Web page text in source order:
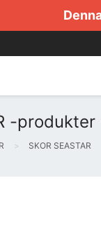
-
SKOR SEASTAR